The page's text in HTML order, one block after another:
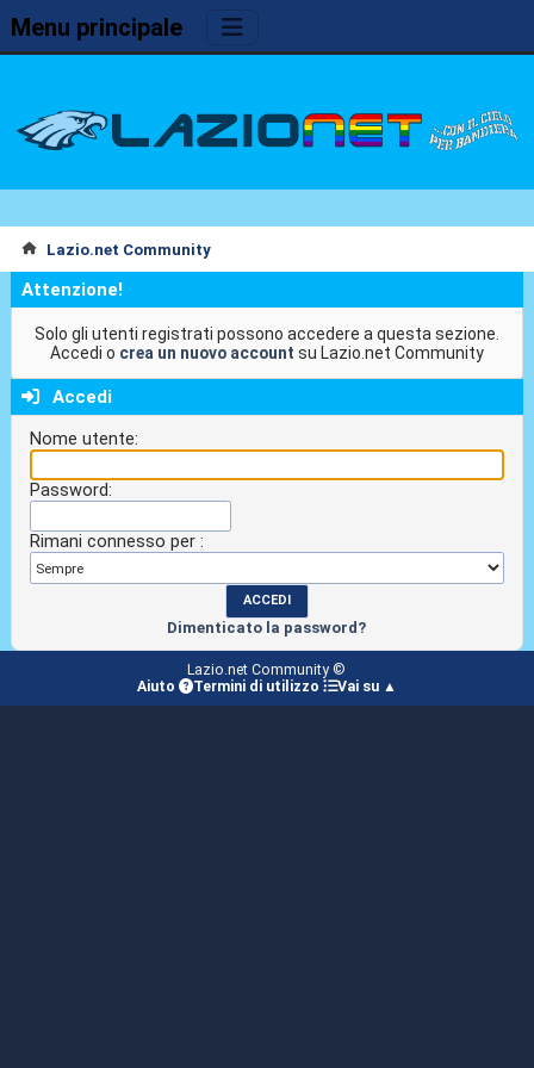
Menu principale
Lazio.net Community
Attenzione!
Solo gli utenti registrati possono accedere a questa sezione.
Accedi o crea un nuovo account su Lazio.net Community
Accedi
Nome utente:
Password:
Rimani connesso per :
Dimenticato la password?
Lazio.net Community ©
Aiuto
Termini di utilizzo Vai su ▲